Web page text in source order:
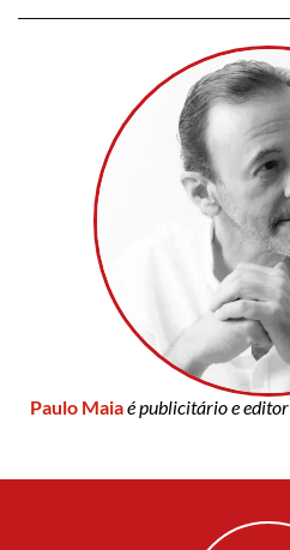
Paulo Maiaé publicitário e